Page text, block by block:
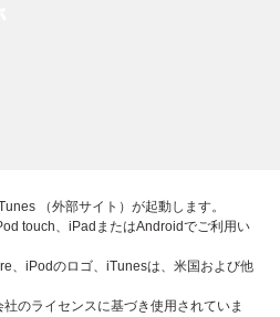
（外部サイト）が起動します。
touch、iPadまたはAndroidでご利用い
、iPodのロゴ、iTunesは、米国および他
のライセンスに基づき使用されていま